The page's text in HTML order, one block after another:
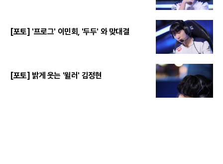
[포토] '프로그' 이민회, '두두' 와 맞대결
[포토] 밝게 웃는 '윌러' 김정현